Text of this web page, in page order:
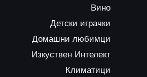
Вино
Детски играчки
Домашни любимци
Изкуствен Интелект
Климатици